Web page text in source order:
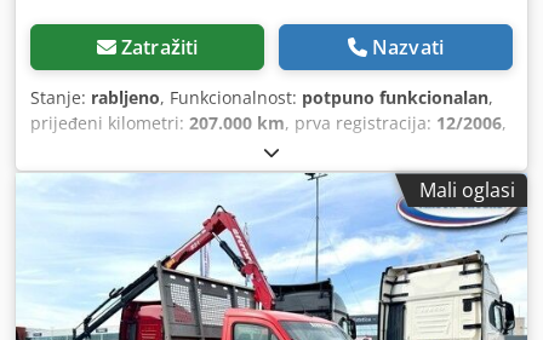
Zatražiti Nazvati
Stanje: rabljeno, Funkcionalnost: potpuno funkcionalan,
prijeđeni kilometri: 207.000 km, prva registracija: 12/2006,
, maksimalna nosivost:
masa:7.490 kg, konfiguracija osovina:4x2, gorivo:dizel,
kočnice:
kočenje motorom , boja: bijela , vrsta prijenosa:
, broj stupnjeva prijenosa: 6 , emisijska klasa:
čelik-zrak, broj sjedala:3 , duljina prostora
za utovar:
3.300 mm, širina utovarnog prostora:2.200 mm,
visina utovarnog prostora:500 mm , Oprema:ABS,
Tahograf, dizalica, registracija kamiona,
Mali oglasi